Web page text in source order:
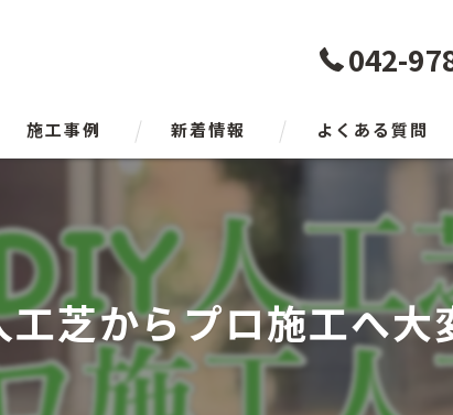
042-
施工事例 新着情報 よくある質問
芝からプロ施工へ大